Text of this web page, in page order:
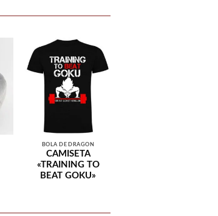
BOLA DE DRAGÓN
CAMISETA
«TRAINING TO
BEAT GOKU»